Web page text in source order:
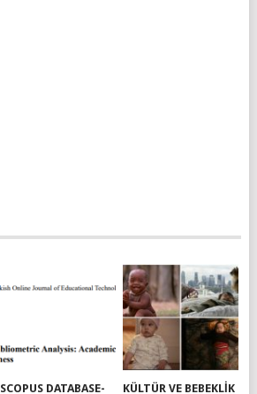
SCOPUS DATABASE- KÜLTÜR VE BEBEKLIK